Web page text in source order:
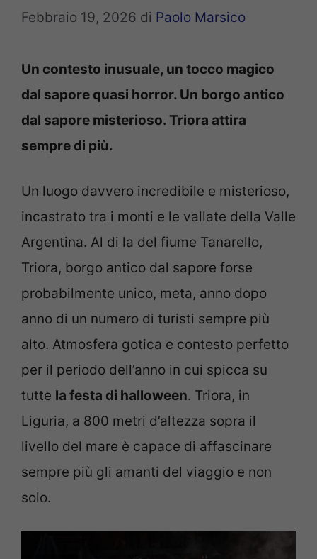
Febbraio 19, 2026 di Paolo Marsico
Un contesto inusuale, un tocco magico
dal sapore quasi horror. Un borgo antico
dal sapore misterioso. Triora attira
sempre di più.
Un luogo davvero incredibile e misterioso,
incastrato tra i monti e le vallate della Valle
Argentina. Al di la del fiume Tanarello,
Triora, borgo antico dal sapore forse
probabilmente unico, meta, anno dopo
anno di un numero di turisti sempre più
alto. Atmosfera gotica e contesto perfetto
per il periodo dell’anno in cui spicca su
tutte la festa di halloween. Triora, in
Liguria, a 800 metri d’altezza sopra il
livello del mare è capace di affascinare
sempre più gli amanti del viaggio e non
solo.